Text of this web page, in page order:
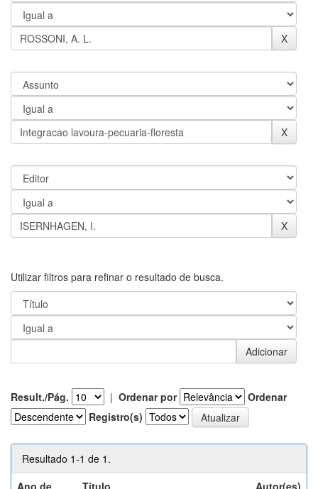
Utilizar filtros para refinar o resultado de busca.
Result./Pág. | Ordenar por
Ordenar
Registro(s)
Resultado 1-1 de 1.
Ano de
Título Autor(es)